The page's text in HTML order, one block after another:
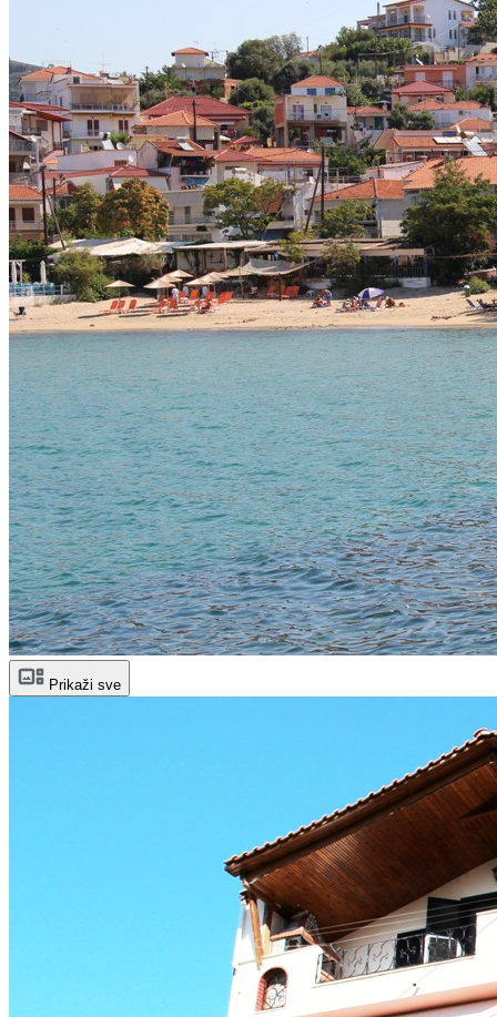
Prikaži sve